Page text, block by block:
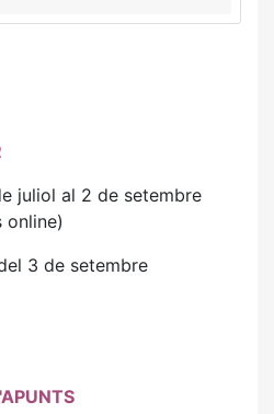
juliol al 2 de setembre
online)
3 de setembre